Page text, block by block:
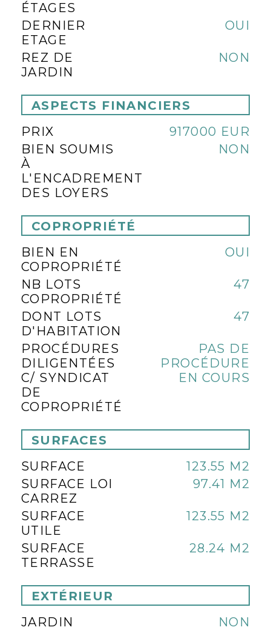
ÉTAGES
DERNIER
ETAGE
OUI
REZ DE
JARDIN
NON
ASPECTS FINANCIERS
PRIX
917000 EUR
BIEN SOUMIS
À
L'ENCADREMENT
DES LOYERS
NON
COPROPRIÉTÉ
BIEN EN
COPROPRIÉTÉ
OUI
NB LOTS
COPROPRIÉTÉ
47
DONT LOTS
D'HABITATION
47
PROCÉDURES
DILIGENTÉES
C/ SYNDICAT
DE
COPROPRIÉTÉ
PAS DE
PROCÉDURE
EN COURS
SURFACES
SURFACE
123.55 M2
SURFACE LOI
CARREZ
97.41 M2
SURFACE
UTILE
123.55 M2
SURFACE
TERRASSE
28.24 M2
EXTÉRIEUR
JARDIN
NON